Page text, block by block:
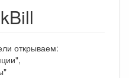
открываем: